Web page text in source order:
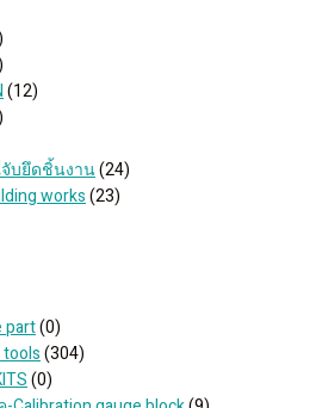
(12)
จับยึดชิ้นงาน(24)
works(23)
part(0)
(304)
(0)